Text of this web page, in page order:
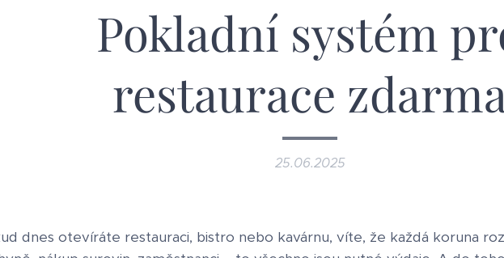
Pokladní systém
restaurace
25.06.2025
dnes otevíráte restauraci, bistro nebo kavárnu, víte, že každá koruna